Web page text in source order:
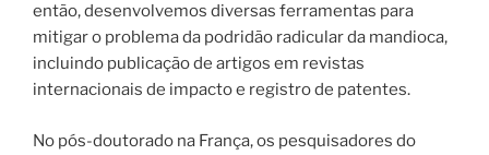
então, desenvolvemos diversas ferramentas para
mitigar o problema da podridão radicular da mandioca,
incluindo publicação de artigos em revistas
internacionais de impacto e registro de patentes.
No pós-doutorado na França, os pesquisadores do